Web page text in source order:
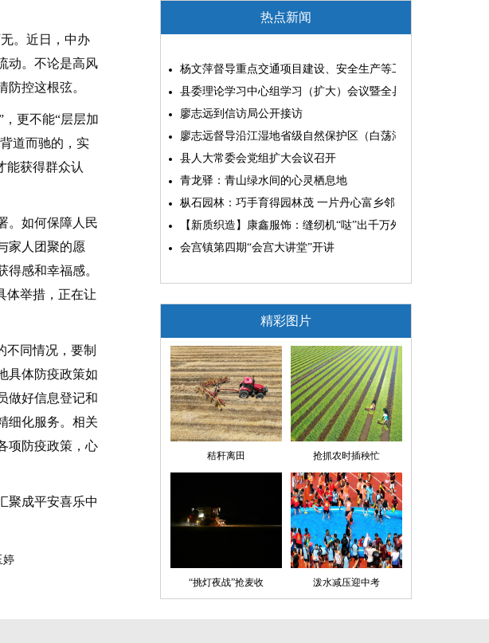
。近日，中办
动。不论是高风
控这根弦。
更不能“层层加
道而驰的，实
能获得群众认
。如何保障人民
家人团聚的愿
感和幸福感。
体举措，正在让
同情况，要制
具体防疫政策如
做好信息登记和
细化服务。相关
项防疫政策，心
聚成平安喜乐中
婷
热点新闻
杨文萍督导重点交通项目建设、安全生产等工作
县委理论学习中心组学习（扩大）会议暨全县“两为”能力素质
廖志远到信访局公开接访
廖志远督导沿江湿地省级自然保护区（白荡湖片区）问题整改
县人大常委会党组扩大会议召开
青龙驿：青山绿水间的心灵栖息地
枞石园林：巧手育得园林茂 一片丹心富乡邻
【新质织造】康鑫服饰：缝纫机“哒”出千万外贸大生意
会宫镇第四期“会宫大讲堂”开讲
精彩图片
秸秆离田 抢抓农时插秧忙
“挑灯夜战”抢麦收 泼水减压迎中考